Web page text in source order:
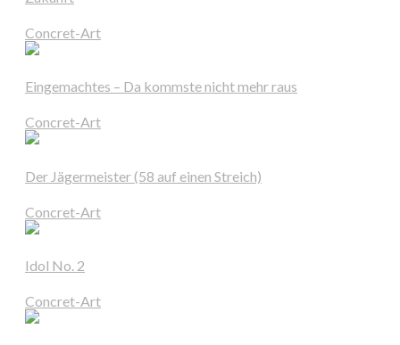
Concret-Art
Eingemachtes – Da kommste nicht mehr raus
Concret-Art
Der Jägermeister (58 auf einen Streich)
Concret-Art
Idol No. 2
Concret-Art